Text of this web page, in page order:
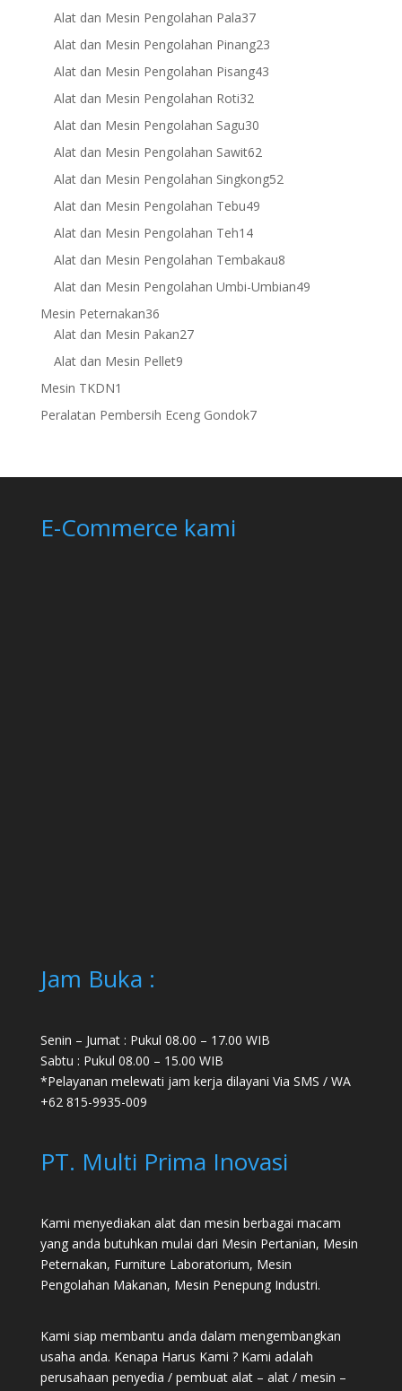
Alat dan Mesin Pengolahan Pala3737
products
Alat dan Mesin Pengolahan Pinang2323
Alat dan Mesin Pengolahan Pisang4343
Alat dan Mesin Pengolahan Roti3232
products
Alat dan Mesin Pengolahan Sagu3030
products
Alat dan Mesin Pengolahan Sawit6262
products
Alat dan Mesin Pengolahan Singkong5252
Alat dan Mesin Pengolahan Tebu4949
Alat dan Mesin Pengolahan Teh1414
products
Alat dan Mesin Pengolahan Tembakau88
products
Alat dan Mesin Pengolahan Umbi-Umbian4949
Mesin Peternakan3636
products
Alat dan Mesin Pakan2727
Alat dan Mesin Pellet99
Mesin TKDN1
product
Peralatan Pembersih Eceng Gondok77
E-Commerce kami
Jam Buka :
Senin – Jumat : Pukul 08.00 – 17.00 WIB
Sabtu : Pukul 08.00 – 15.00 WIB
*Pelayanan melewati jam kerja dilayani Via SMS / WA
+62 815-9935-009
PT. Multi Prima Inovasi
Kami menyediakan alat dan mesin berbagai macam
yang anda butuhkan mulai dari Mesin Pertanian, Mesin
Peternakan, Furniture Laboratorium, Mesin
Pengolahan Makanan, Mesin Penepung Industri.
Kami siap membantu anda dalam mengembangkan
usaha anda. Kenapa Harus Kami ? Kami adalah
perusahaan penyedia / pembuat alat – alat / mesin –